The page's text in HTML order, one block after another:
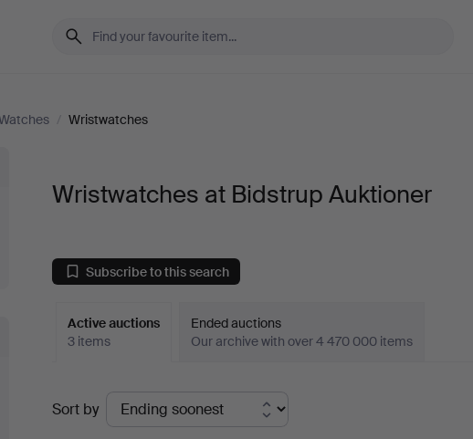
/ Wristwatches
Wristwatches at Bidstrup Auktioner
Subscribe to this search
Active auctions
3 items
Ended auctions
Our archive with over 4 470 000 items
Active
auctions
Sort by